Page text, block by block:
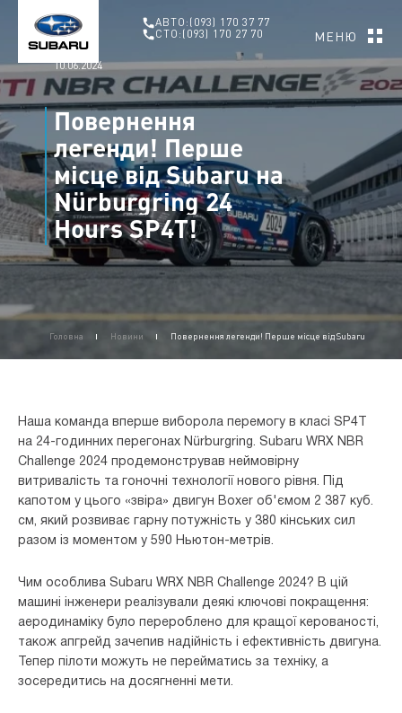
АВТО: (093) 170 37 77
СТО: (093) 170 27 70 МЕНЮ
Головна Новини Повернення легенди! Перше місце від Subaru на
10.06.2024
Повернення
легенди! Перше
місце від Subaru на
Nürburgring 24
Hours SP4T!
Наша команда вперше виборола перемогу в класі SP4T
на 24-годинних перегонах Nürburgring. Subaru WRX NBR
Challenge 2024 продемонстрував неймовірну
витривалість та гоночні технології нового рівня. Під
капотом у цього «звіра» двигун Boxer об'ємом 2 387 куб.
см, який розвиває гарну потужність у 380 кінських сил
разом із моментом у 590 Ньютон-метрів.
Чим особлива Subaru WRX NBR Challenge 2024? В цій
машині інженери реалізували деякі ключові покращення:
аеродинаміку було перероблено для кращої керованості,
також апгрейд зачепив надійність і ефективність двигуна.
Тепер пілоти можуть не перейматись за техніку, а
зосередитись на досягненні мети.